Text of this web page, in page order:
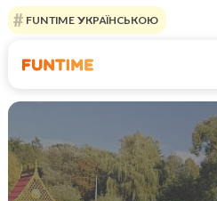
FUNTIME УКРАЇНСЬКОЮ